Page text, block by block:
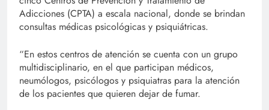
Adicciones (CPTA) a escala nacional, donde se brindan
consultas médicas psicológicas y psiquiátricas.
“En estos centros de atención se cuenta con un grupo
multidisciplinario, en el que participan médicos,
neumólogos, psicólogos y psiquiatras para la atención
de los pacientes que quieren dejar de fumar.